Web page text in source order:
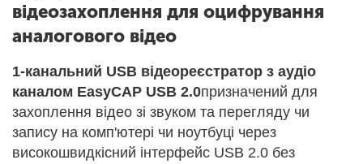
відеозахоплення для оцифрування
аналогового відео
1-канальний USB відеореєстратор з аудіо
каналом EasyCAP USB 2.0призначений для
захоплення відео зі звуком та перегляду чи
запису на комп'ютері чи ноутбуці через
високошвидкісний інтерфейс USB 2.0 без